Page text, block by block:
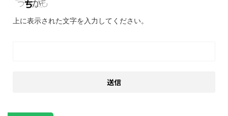
上に表示された文字を入力してください。